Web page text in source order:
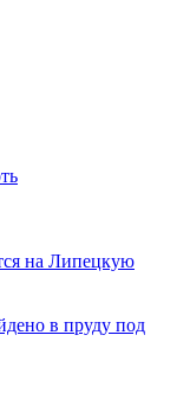
на Липецкую
в пруду под